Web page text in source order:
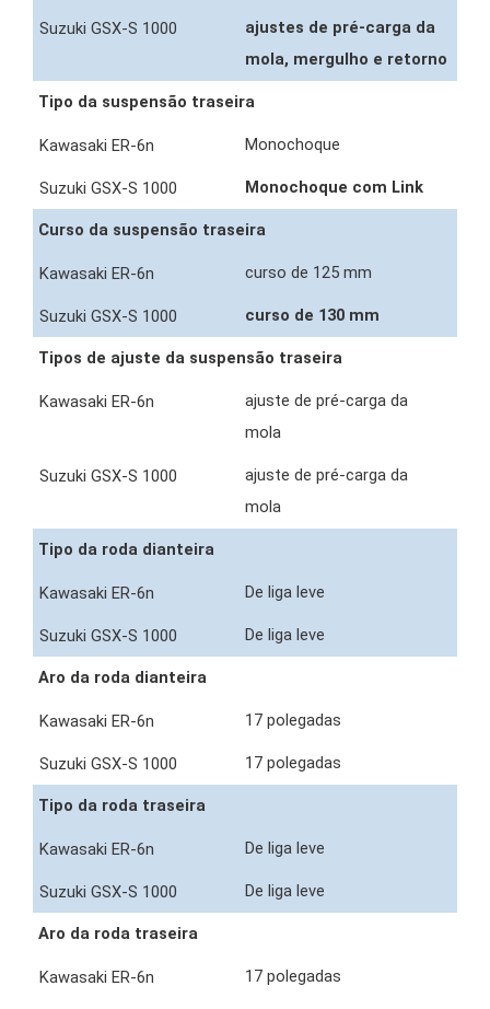
ajustes de pré-carga da
mola, mergulho e retorno
Tipo da suspensão traseira
Monochoque
Monochoque com Link
Curso da suspensão traseira
curso de 125 mm
curso de 130 mm
Tipos de ajuste da suspensão traseira
ajuste de pré-carga da
mola
ajuste de pré-carga da
mola
Tipo da roda dianteira
De liga leve
De liga leve
Aro da roda dianteira
17 polegadas
17 polegadas
Tipo da roda traseira
De liga leve
De liga leve
Aro da roda traseira
17 polegadas